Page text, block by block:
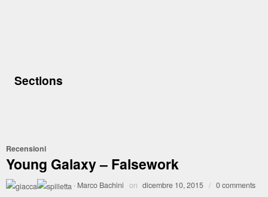
Sections
Recensioni
Young Galaxy – Falsework
· Marco Bachini on dicembre 10, 2015 / 0 comments